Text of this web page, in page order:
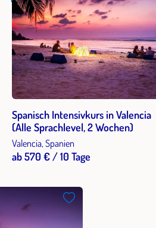
Spanisch Intensivkurs in Valencia
(Alle Sprachlevel, 2 Wochen)
Valencia, Spanien
ab 570 € / 10 Tage